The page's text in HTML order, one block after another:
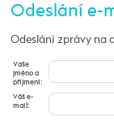
Odeslání e-
Odeslání zprávy na
Vaše
jméno a
příjmení:
Váš e-
mail: